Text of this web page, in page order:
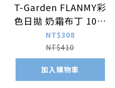
T-Garden FLANMY彩
色日拋 奶霜布丁 10片
裝/盒
NT$308
NT$410
加入購物車